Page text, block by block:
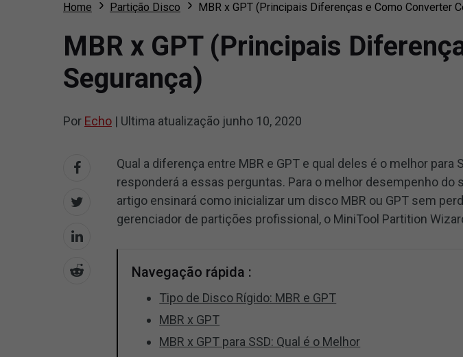
Home Partição Disco MBR x GPT (Principais Diferenças e Como Converter
MBR x GPT (Principais
Segurança)
Por Echo | Ultima atualização junho 10, 2020
Qual a diferença entre MBR e GPT e qual deles é o melhor para
responderá a essas perguntas. Para o melhor desempenho do
artigo ensinará como inicializar um disco MBR ou GPT sem
gerenciador de partições profissional, o MiniTool Partition
Navegação rápida :
Tipo de Disco Rígido: MBR e GPT
MBR x GPT
MBR x GPT para SSD: Qual é o Melhor